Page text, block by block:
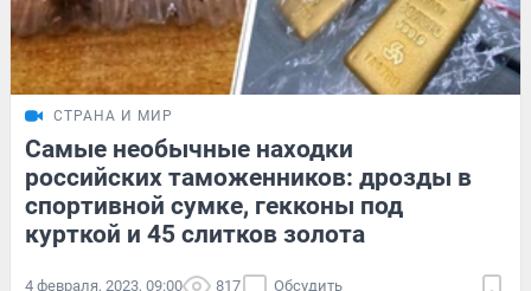
СТРАНА И МИР
Самые необычные находки
российских таможенников: дрозды в
спортивной сумке, гекконы под
курткой и 45 слитков золота
4 февраля, 2023, 09:00 817 Обсудить